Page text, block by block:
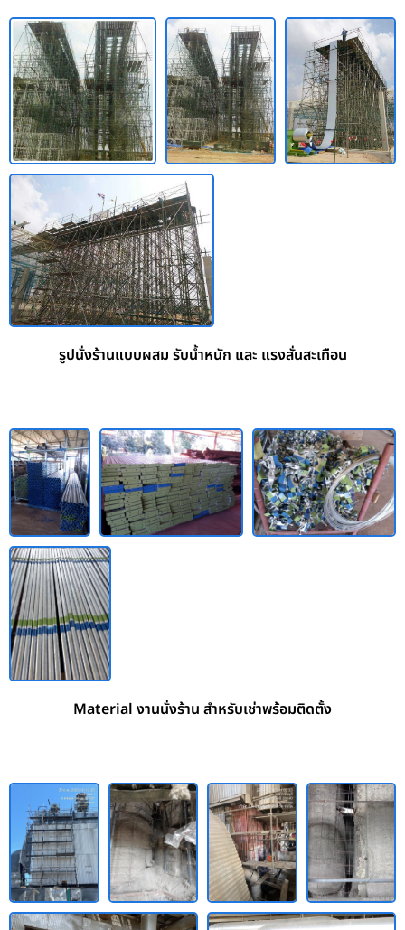
รูปนั่งร้านแบบผสม รับน้ำหนัก และ แรงสั่นสะเทือน
Material งานนั่งร้าน สำหรับเช่าพร้อมติดตั้ง